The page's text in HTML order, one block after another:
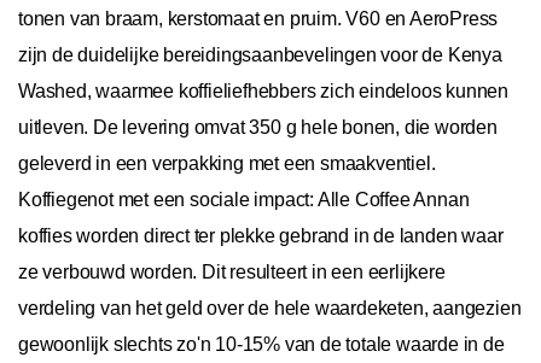
tonen van braam, kerstomaat en pruim. V60 en AeroPress
zijn de duidelijke bereidingsaanbevelingen voor de Kenya
Washed, waarmee koffieliefhebbers zich eindeloos kunnen
uitleven. De levering omvat 350 g hele bonen, die worden
geleverd in een verpakking met een smaakventiel.
Koffiegenot met een sociale impact: Alle Coffee Annan
koffies worden direct ter plekke gebrand in de landen waar
ze verbouwd worden. Dit resulteert in een eerlijkere
verdeling van het geld over de hele waardeketen, aangezien
gewoonlijk slechts zo'n 10-15% van de totale waarde in de